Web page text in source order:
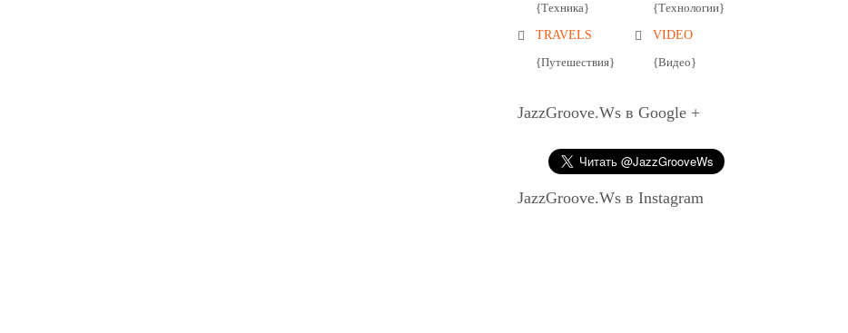
{Техника}
{Технологии}
TRAVELS
{Путешествия}
VIDEO
{Видео}
JazzGroove.Ws в Google +
JazzGroove.Ws в Instagram